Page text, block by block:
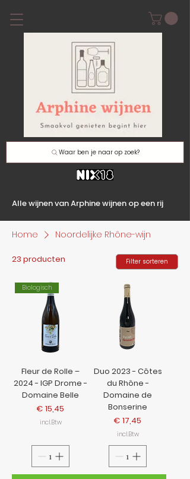
Waar ben je naar op zoek?
Alle wijnen van Arphine wijnen op een rij
Home Noordelijke Rhône-wijn
23 producten Filter sorteren
Biologisch
Fleur de Rolle –
2024 - IGP Drome -
Domaine Belle
Prijs
€ 15,45
incl.Btw
Duo 2023 - Côtes
du Rhône -
Domaine de
Bonserine
Prijs
€ 17,45
incl.Btw